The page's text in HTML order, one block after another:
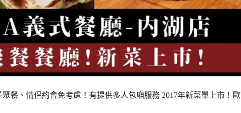
餐、情侶約會免考慮！有提供多人包廂服務 2017年新菜單上市！歐